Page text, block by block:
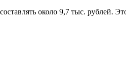
около 9,7 тыс. рублей.